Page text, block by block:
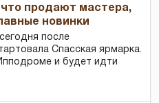
что продают мастера,
новинки
после
Спасская ярмарка.
и будет идти